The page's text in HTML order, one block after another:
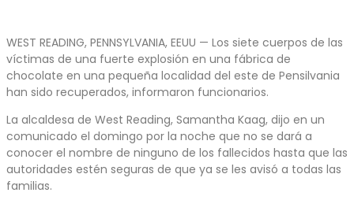
WEST READING, PENNSYLVANIA, EEUU — Los siete cuerpos de las
víctimas de una fuerte explosión en una fábrica de
chocolate en una pequeña localidad del este de Pensilvania
han sido recuperados, informaron funcionarios.
La alcaldesa de West Reading, Samantha Kaag, dijo en un
comunicado el domingo por la noche que no se dará a
conocer el nombre de ninguno de los fallecidos hasta que las
autoridades estén seguras de que ya se les avisó a todas las
familias.